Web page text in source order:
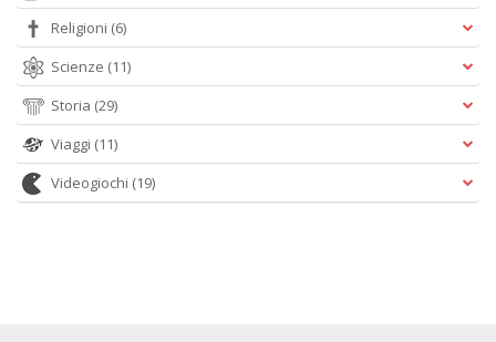
Religioni (6)
Scienze (11)
Storia (29)
Viaggi (11)
Videogiochi (19)